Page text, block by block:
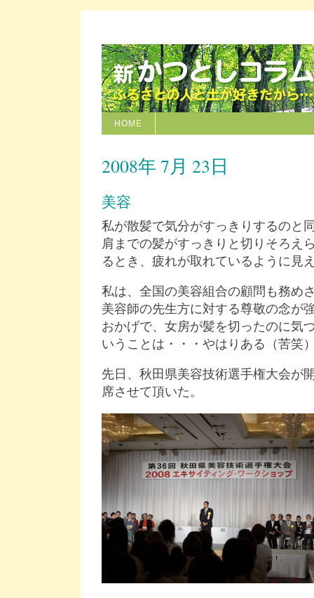
HOME
2008年 7月 23日
美容
私が散髪で気分がすっきりするのと
肩までの髪がすっきりと切りそろえ
るとき、疲れが取れているように見
私は、全国の美容組合の顧問も務め
美容師の先生方に対する尊敬の念が
おかげで、女房が髪を切ったのに気
いうことは・・・やはりある（苦笑
先日、秋田県美容技術選手権大会が
席させて頂いた。